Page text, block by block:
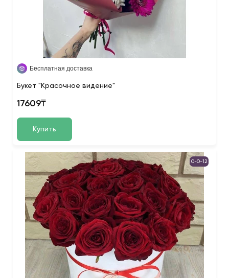
Бесплатная доставка
Букет "Красочное видение"
17609₸
Купить
0-0-12